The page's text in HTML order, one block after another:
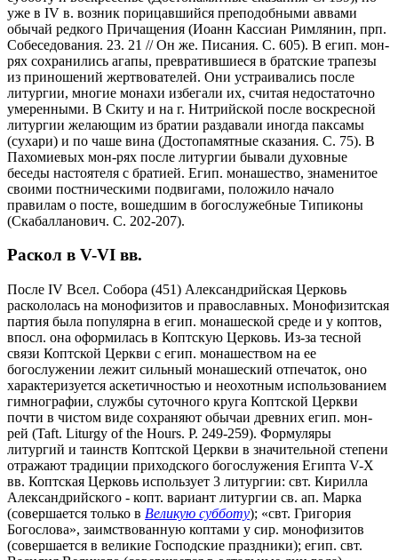
уже в IV в. возник порицавшийся преподобными аввами
обычай редкого Причащения (Иоанн Кассиан Римлянин, прп.
Собеседования. 23. 21 // Он же. Писания. С. 605). В егип. мон-
рях сохранились агапы, превратившиеся в братские трапезы
из приношений жертвователей. Они устраивались после
литургии, многие монахи избегали их, считая недостаточно
умеренными. В Скиту и на г. Нитрийской после воскресной
литургии желающим из братии раздавали иногда паксамы
(сухари) и по чаше вина (Достопамятные сказания. C. 75). В
Пахомиевых мон-рях после литургии бывали духовные
беседы настоятеля с братией. Егип. монашество, знаменитое
своими постническими подвигами, положило начало
правилам о посте, вошедшим в богослужебные Типиконы
(Скабалланович. С. 202-207).
Раскол в V-VI вв.
После IV Всел. Собора (451) Александрийская Церковь
раскололась на монофизитов и православных. Монофизитская
партия была популярна в егип. монашеской среде и у коптов,
впосл. она оформилась в Коптскую Церковь. Из-за тесной
связи Коптской Церкви с егип. монашеством на ее
богослужении лежит сильный монашеский отпечаток, оно
характеризуется аскетичностью и неохотным использованием
гимнографии, службы суточного круга Коптской Церкви
почти в чистом виде сохраняют обычаи древних егип. мон-
рей (Taft. Liturgy of the Hours. P. 249-259). Формуляры
литургий и таинств Коптской Церкви в значительной степени
отражают традиции приходского богослужения Египта V-X
вв. Коптская Церковь использует 3 литургии: свт. Кирилла
Александрийского - копт. вариант литургии св. ап. Марка
(совершается только в Великую субботу); «свт. Григория
Богослова», заимствованную коптами у сир. монофизитов
(совершается в великие Господские праздники); егип. свт.